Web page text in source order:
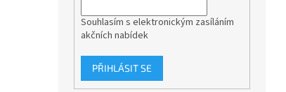
Souhlasím s elektronickým zasíláním
akčních nabídek
PŘIHLÁSIT SE